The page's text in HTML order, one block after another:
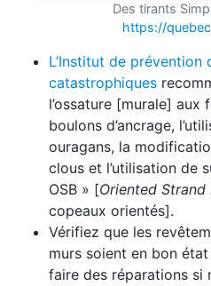
Des tirants
https://
L’Institut de prévention
catastrophiques
l’ossature [murale] aux
boulons d’ancrage,
ouragans, la
clous et l’utilisation de
OSB » [Oriented Strand
copeaux orientés].
Vérifiez que les
murs soient en bon
faire des réparations si